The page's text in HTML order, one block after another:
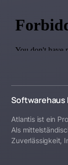
Softwarehaus
Atlantis ist ein
Als
Zuverlässigkeit,